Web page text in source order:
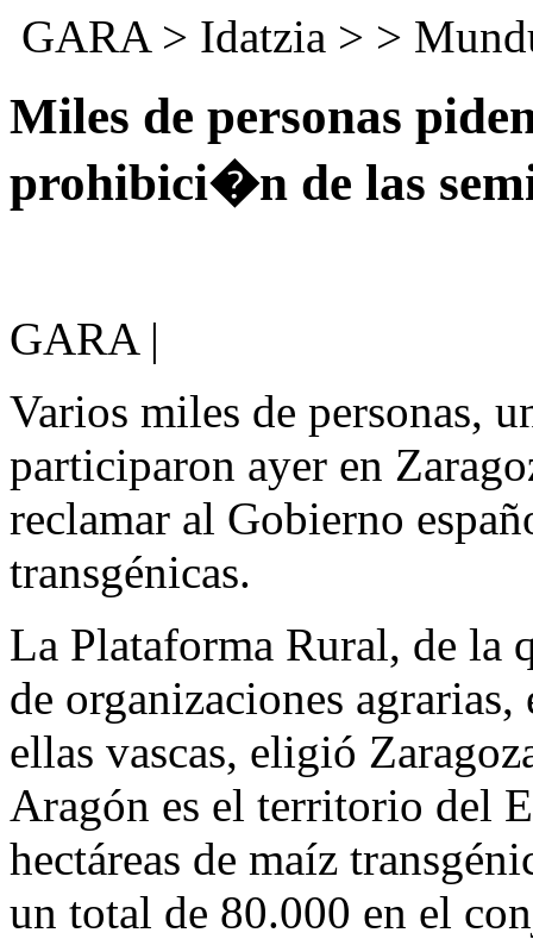
GARA> Idatzia > >
Miles de personas
prohibici�n de las
GARA |
Varios miles de personas,
participaron ayer en
reclamar al Gobierno
transgénicas.
La Plataforma Rural, de la
de organizaciones
ellas vascas, eligió
Aragón es el territorio del
hectáreas de maíz
un total de 80.000 en el